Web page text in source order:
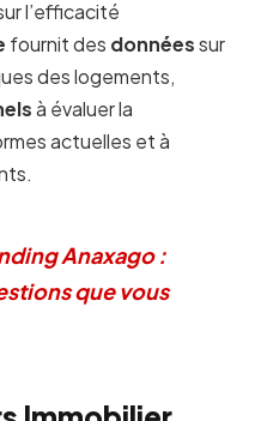
l’efficacité
fournit des donnéessur
des logements,
à évaluer la
actuelles et à
Anaxago :
que vous